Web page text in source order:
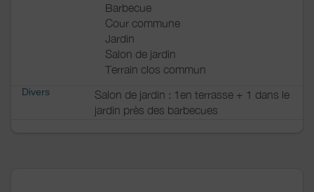
Barbecue
Cour commune
Jardin
Salon de jardin
Terrain clos commun
Divers
Salon de jardin : 1en terrasse + 1 dans le
jardin près des barbecues